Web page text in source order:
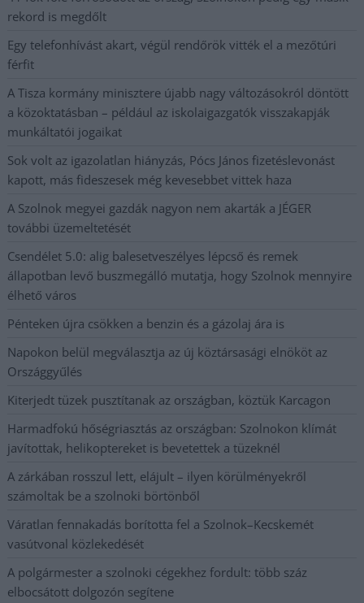
rekord is megdőlt
Egy telefonhívást akart, végül rendőrök vitték el a mezőtúri
férfit
A Tisza kormány minisztere újabb nagy változásokról döntött
a közoktatásban – például az iskolaigazgatók visszakapják
munkáltatói jogaikat
Sok volt az igazolatlan hiányzás, Pócs János fizetéslevonást
kapott, más fideszesek még kevesebbet vittek haza
A Szolnok megyei gazdák nagyon nem akarták a JÉGER
további üzemeltetését
Csendélet 5.0: alig balesetveszélyes lépcső és remek
állapotban levő buszmegálló mutatja, hogy Szolnok mennyire
élhető város
Pénteken újra csökken a benzin és a gázolaj ára is
Napokon belül megválasztja az új köztársasági elnököt az
Országgyűlés
Kiterjedt tüzek pusztítanak az országban, köztük Karcagon
Harmadfokú hőségriasztás az országban: Szolnokon klímát
javítottak, helikoptereket is bevetettek a tüzeknél
A zárkában rosszul lett, elájult – ilyen körülményekről
számoltak be a szolnoki börtönből
Váratlan fennakadás borította fel a Szolnok–Kecskemét
vasútvonal közlekedését
A polgármester a szolnoki cégekhez fordult: több száz
elbocsátott dolgozón segítene